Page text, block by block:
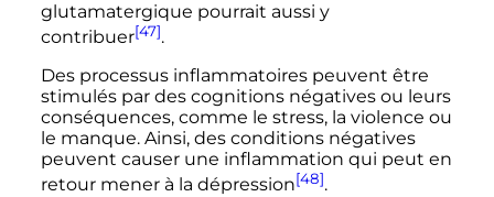
glutamatergique pourrait aussi y
contribuer[47].
Des processus inflammatoires peuvent être
stimulés par des cognitions négatives ou leurs
conséquences, comme le stress, la violence ou
le manque. Ainsi, des conditions négatives
peuvent causer une inflammation qui peut en
retour mener à la dépression[48].